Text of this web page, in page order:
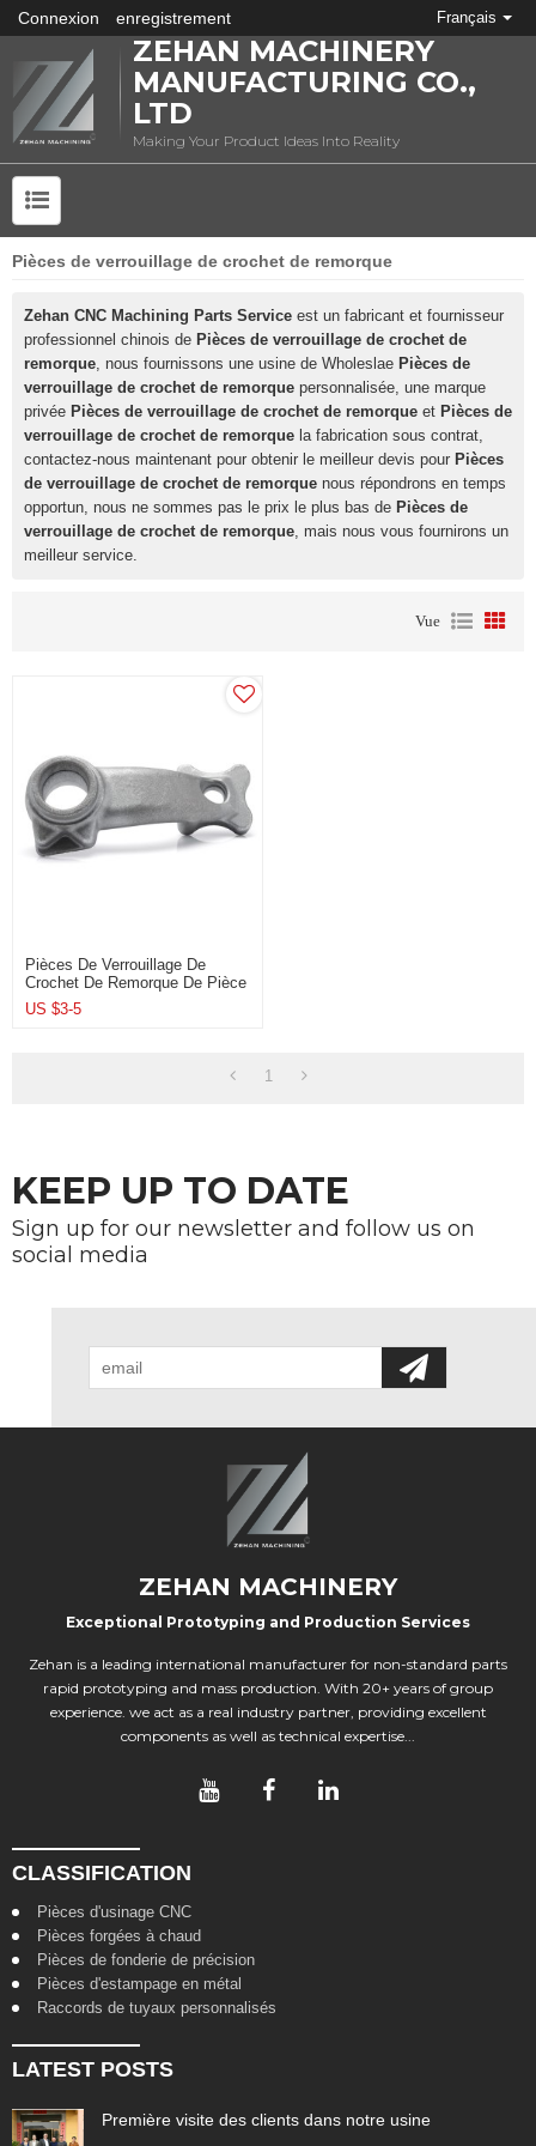
Connexion enregistrement Français
ZEHAN MACHINERY
MANUFACTURING CO.,
LTD
Making Your Product Ideas Into Reality
Pièces de verrouillage de crochet de remorque
Zehan CNC Machining Parts Service est un fabricant et fournisseur
professionnel chinois de Pièces de verrouillage de crochet de
remorque, nous fournissons une usine de Wholeslae Pièces de
verrouillage de crochet de remorque personnalisée, une marque
privée Pièces de verrouillage de crochet de remorque et Pièces de
verrouillage de crochet de remorque la fabrication sous contrat,
contactez-nous maintenant pour obtenir le meilleur devis pour Pièces
de verrouillage de crochet de remorque nous répondrons en temps
opportun, nous ne sommes pas le prix le plus bas de Pièces de
verrouillage de crochet de remorque, mais nous vous fournirons un
meilleur service.
Vue
Pièces De Verrouillage De
Crochet De Remorque De Pièce
Forgéee De Galvanisation De
Haute Précision Adaptées Aux
US $3-5
1
KEEP UP TO DATE
Sign up for our newsletter and follow us on
social media
ZEHAN MACHINERY
Exceptional Prototyping and Production Services
Zehan is a leading international manufacturer for non-standard parts
rapid prototyping and mass production. With 20+ years of group
experience. we act as a real industry partner, providing excellent
components as well as technical expertise...
CLASSIFICATION
Pièces d'usinage CNC
Pièces forgées à chaud
Pièces de fonderie de précision
Pièces d'estampage en métal
Raccords de tuyaux personnalisés
LATEST POSTS
Première visite des clients dans notre usine